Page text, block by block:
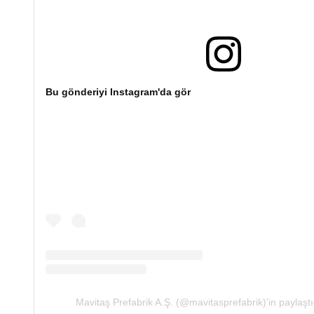
Bu gönderiyi Instagram'da gör
Mavitaş Prefabrik A.Ş. (@mavitasprefabrik)'in